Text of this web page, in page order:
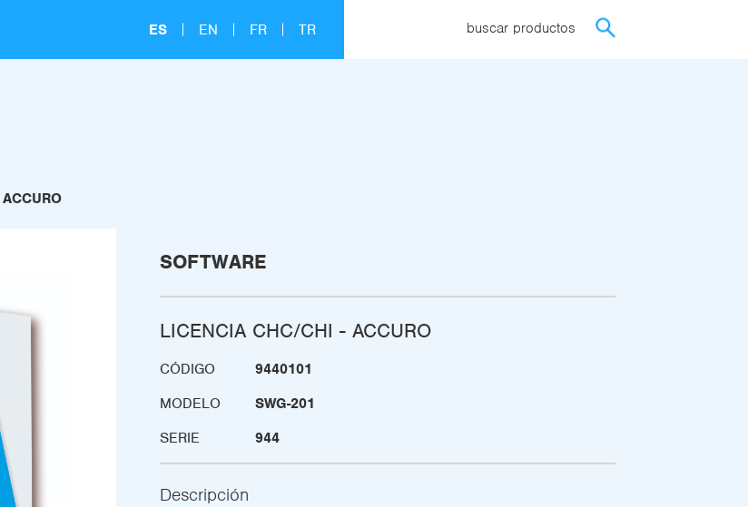
ES EN FR TR buscar productos
SOFTWARE
LICENCIA CHC/CHI - ACCURO
CÓDIGO
9440101
MODELO
SWG-201
SERIE
944
Descripción